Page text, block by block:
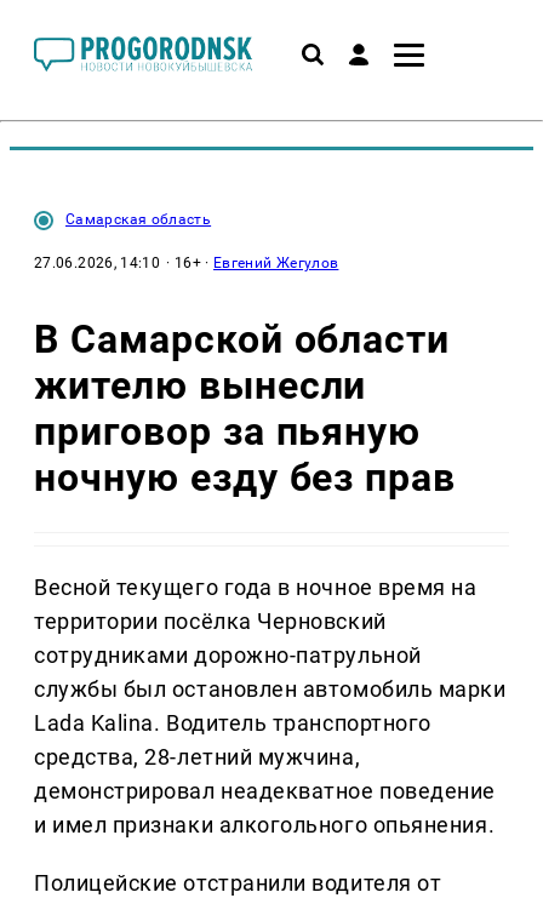
Самарская область
27.06.2026, 14:10 · 16+ · Евгений Жегулов
В Самарской области
жителю вынесли
приговор за пьяную
ночную езду без прав
Весной текущего года в ночное время на
территории посёлка Черновский
сотрудниками дорожно-патрульной
службы был остановлен автомобиль марки
Lada Kalina. Водитель транспортного
средства, 28-летний мужчина,
демонстрировал неадекватное поведение
и имел признаки алкогольного опьянения.
Полицейские отстранили водителя от